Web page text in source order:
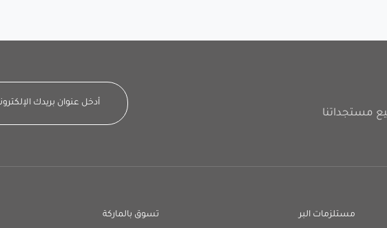
مستلزمات البر تسوق بالماركة